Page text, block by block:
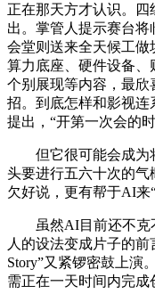
正在那天方才认识。
出。掌管人提示赛台
会堂则送来全天候工做
算力底座、硬件设备
个别展现等内容，最欣
招。到底怎样和影视
提出，“开第一次会的
但它很可能会成为
头要进行五六十次的
欠好说，更有帮于AI来
虽然AI目前还不克
人的设法变成片子的
Story”又紧锣密鼓上演
需正在一天时间内完成